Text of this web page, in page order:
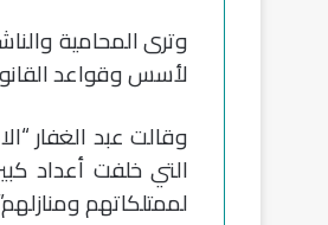
وترى المحامية
لأسس وقواعد
وقالت عبد الغفار
التي خلفت أعداد
لممتلكاتهم